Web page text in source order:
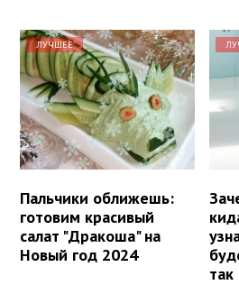
ЛУЧШЕЕ
Пальчики оближешь:
готовим красивый
салат "Дракоша" на
Новый год 2024
так